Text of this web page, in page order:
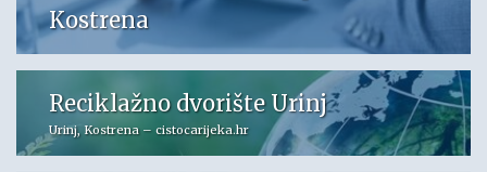
Kostrena
Reciklažno dvorište Urinj
Urinj, Kostrena – cistocarijeka.hr